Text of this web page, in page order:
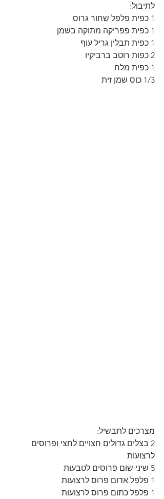
לתיבול:
1 כפית פלפל שחור גרוס
1 כפית פפריקה מתוקה בשמן
1 כפית תבלין גריל עוף
2 כפות רוטב ברביקיו
1 כפית מלח
1/3 כוס שמן זית
מצרכים לתבשיל:
2 בצלים גדולים חצויים לחצי ופרוסים
לרצועות
5 שיני שום פרוסים לטבעות
1 פלפל אדום פרוס לרצועות
1 פלפל כתום פרוס לרצועות